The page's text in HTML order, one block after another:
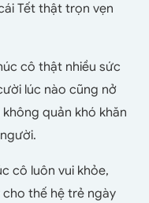
Tết thật trọn vẹn
cô thật nhiều sức
lúc nào cũng nở
quản khó khăn
cô luôn vui khỏe,
thế hệ trẻ ngày